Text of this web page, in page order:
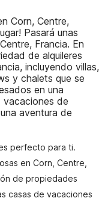
Corn, Centre,
Pasará unas
Francia. En
de alquileres
incluyendo villas,
y chalets que se
en una
vacaciones de
aventura de
perfecto para ti.
en Corn, Centre,
de propiedades
casas de vacaciones